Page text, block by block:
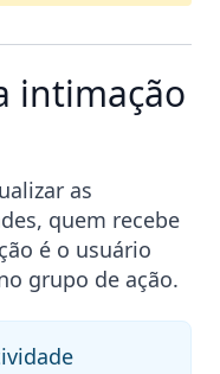
intimação
as
quem recebe
é o usuário
grupo de ação.